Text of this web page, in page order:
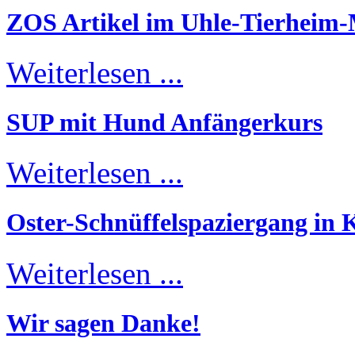
ZOS Artikel im Uhle-Tierheim-
Weiterlesen ...
SUP mit Hund Anfängerkurs
Weiterlesen ...
Oster-Schnüffelspaziergang in
Weiterlesen ...
Wir sagen Danke!